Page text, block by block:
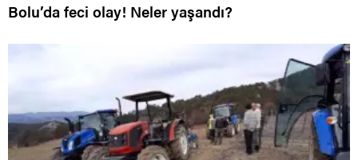
Bolu’da feci olay! Neler yaşandı?